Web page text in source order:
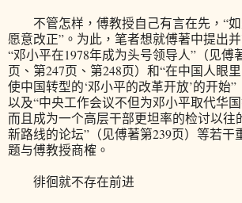
不管怎样，傅教授自己有言在先，“如
愿意改正”。为此，笔者想就傅著中提出
“邓小平在1978年成为头号领导人”（见傅
页、第247页、第248页）和“在中国人眼
使中国转型的‘邓小平的改革开放’的开始”
以及“中央工作会议不但为邓小平取代华
而且成为一个高层干部更坦率的检讨以往
新路线的论坛”（见傅著第239页）等若干
题与傅教授商榷。
徘徊就不存在前进